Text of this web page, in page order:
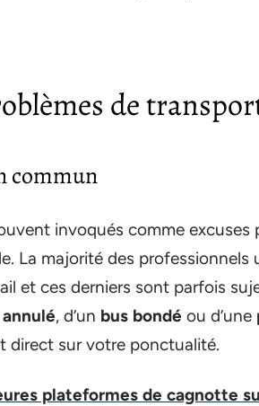
de
commun
invoqués comme excuses
La majorité des professionnels
et ces derniers sont parfois
, d’un bus bondé ou d’une
direct sur votre ponctualité.
plateformes de cagnotte